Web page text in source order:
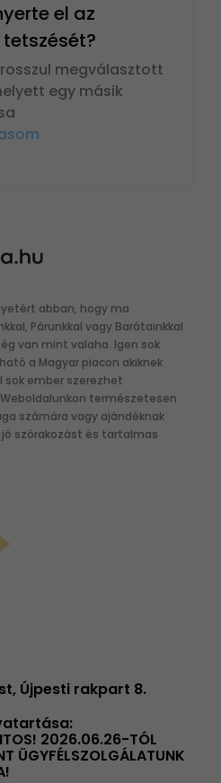
el az
megválasztott
egy másik
abban, hogy ma
Párunkkal vagy Barátainkkal
van mint valaha. Igen sok
a Magyar piacon akiknek
ember szerezhet
természetesen
számára vagy ajándéknak
szórakozást és tartalmas
Újpesti rakpart 8.
2026.06.26-TÓL
ÜGYFÉLSZOLGÁLATUNK